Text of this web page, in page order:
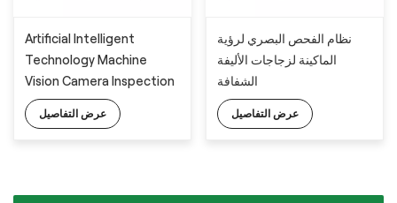
Artificial Intelligent
Technology Machine
Vision Camera Inspection
System for Transparent
PET Bottles with Deep-
عرض التفاصيل
نظام الفحص البصري لرؤية
الماكينة لزجاجات الأليفة
الشفافة
عرض التفاصيل